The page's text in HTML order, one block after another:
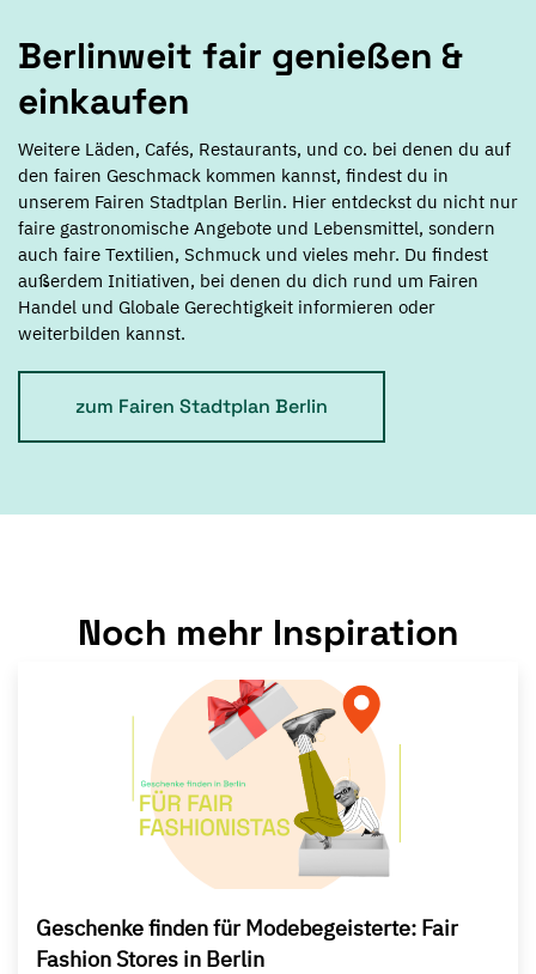
Berlinweit fair genießen &
einkaufen
Weitere Läden, Cafés, Restaurants, und co. bei denen du auf
den fairen Geschmack kommen kannst, findest du in
unserem Fairen Stadtplan Berlin. Hier entdeckst du nicht nur
faire gastronomische Angebote und Lebensmittel, sondern
auch faire Textilien, Schmuck und vieles mehr. Du findest
außerdem Initiativen, bei denen du dich rund um Fairen
Handel und Globale Gerechtigkeit informieren oder
weiterbilden kannst.
zum Fairen Stadtplan Berlin
Noch mehr Inspiration
Geschenke finden für Modebegeisterte: Fair
Fashion Stores in Berlin